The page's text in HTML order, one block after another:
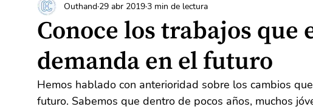
Desarrollo Organizacional Payroll
Conoce los trabajos que
demanda en el futuro
Outhand 29 abr 20193 min de lectura
Hemos hablado con anterioridad sobre los cambios
futuro. Sabemos que dentro de pocos años, muchos